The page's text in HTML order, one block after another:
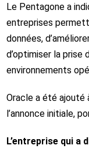
Le Pentagone a
entreprises
données,
d’optimiser la
environnements
Oracle a été ajouté
l’annonce initiale,
L’entreprise qui a